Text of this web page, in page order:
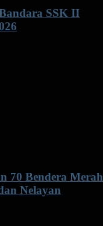
SSK II
70 Bendera Merah
Nelayan